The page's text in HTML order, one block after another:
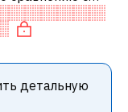
акция
детальную